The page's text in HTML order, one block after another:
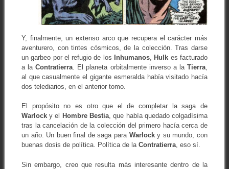
Y, finalmente, un extenso arco que recupera el carácter más
aventurero, con tintes cósmicos, de la colección. Tras darse
un garbeo por el refugio de losInhumanos ,Hulk es facturado
a laContratierra . El planeta orbitalmente inverso a laTierra
al que casualmente el gigante esmeralda había visitado hacía
dos telediarios, en el anterior tomo.
El propósito no es otro que el de completar la saga de
Warlocky el Hombre Bestia, que había quedado colgadísima
tras la cancelación de la colección del primero hacía cerca de
un año. Un buen final de saga para Warlocky su mundo, con
buenas dosis de política. Política de la Contratierra, eso sí.
Sin embargo, creo que resulta más interesante dentro de la